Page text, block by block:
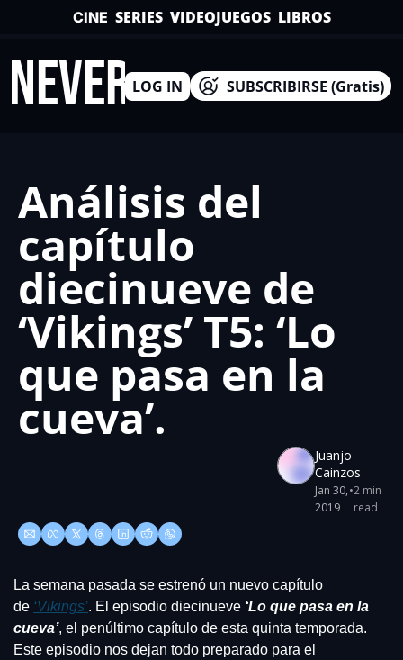
CINE SERIES VIDEOJUEGOS LIBROS
LOG IN SUBSCRIBIRSE (Gratis)
Análisis del
capítulo
diecinueve de
‘Vikings’ T5: ‘Lo
que pasa en la
cueva’.
Juanjo
Cainzos
Jan 30,
2019
•2 min
read
La semana pasada se estrenó un nuevo capítulo
de ‘Vikings’. El episodio diecinueve ‘Lo que pasa en la
cueva’, el penúltimo capítulo de esta quinta temporada.
Este episodio nos dejan todo preparado para el